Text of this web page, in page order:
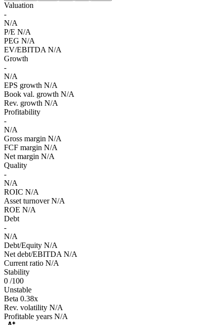
Valuation
-
N/A
P/E N/A
PEG N/A
EV/EBITDA N/A
Growth
-
N/A
EPS growth N/A
Book val. growth N/A
Rev. growth N/A
Profitability
-
N/A
Gross margin N/A
FCF margin N/A
Net margin N/A
Quality
-
N/A
ROIC N/A
Asset turnover N/A
ROE N/A
Debt
-
N/A
Debt/Equity N/A
Net debt/EBITDA N/A
Current ratio N/A
Stability
0 /100
Unstable
Beta 0.38x
Rev. volatility N/A
Profitable years N/A